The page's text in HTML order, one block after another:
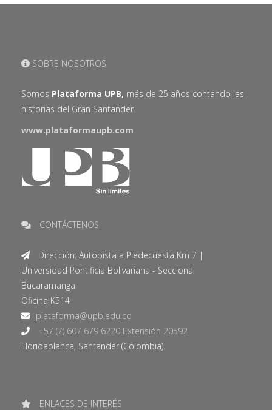
SOBRE NOSOTROS
Somos Plataforma UPB, más de 25 años contando las
historias del Gran Santander.
www.plataformaupb.com
CONTÁCTENOS
Dirección: Autopista a Piedecuesta Km 7 |
Universidad Pontificia Bolivariana - Seccional
Bucaramanga
Oficina K514
+57 (7) 607 679 6220 Extensión 20592
Floridablanca, Santander (Colombia).
ENLACES DE INTERÉS